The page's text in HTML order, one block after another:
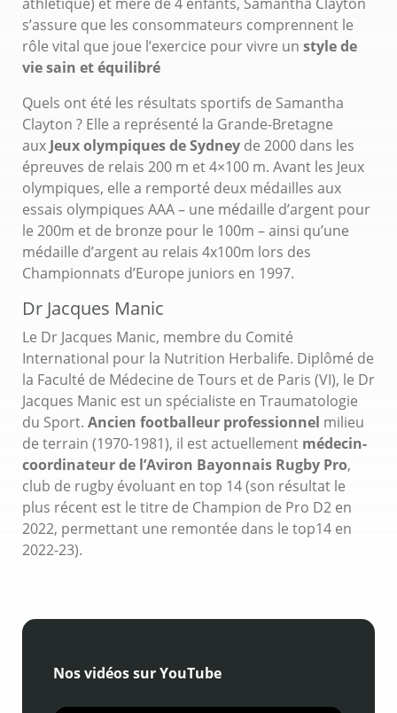
s’assure que les consommateurs comprennent le
rôle vital que joue l’exercice pour vivre un style de
vie sain et équilibré
Quels ont été les résultats sportifs de Samantha
Clayton ? Elle a représenté la Grande-Bretagne
aux Jeux olympiques de Sydney de 2000 dans les
épreuves de relais 200 m et 4×100 m. Avant les Jeux
olympiques, elle a remporté deux médailles aux
essais olympiques AAA – une médaille d’argent pour
le 200m et de bronze pour le 100m – ainsi qu’une
médaille d’argent au relais 4x100m lors des
Championnats d’Europe juniors en 1997.
Dr Jacques Manic
Le Dr Jacques Manic, membre du Comité
International pour la Nutrition Herbalife. Diplômé de
la Faculté de Médecine de Tours et de Paris (VI), le Dr
Jacques Manic est un spécialiste en Traumatologie
du Sport. Ancien footballeur professionnel milieu
de terrain (1970-1981), il est actuellement médecin-
coordinateur de l’Aviron Bayonnais Rugby Pro,
club de rugby évoluant en top 14 (son résultat le
plus récent est le titre de Champion de Pro D2 en
2022, permettant une remontée dans le top14 en
2022-23).
Nos vidéos sur YouTube